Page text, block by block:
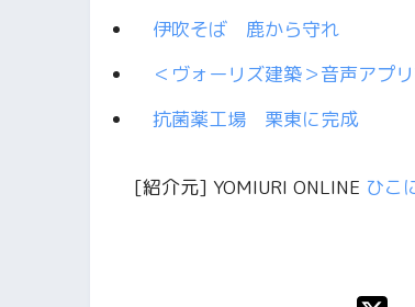
伊吹そば 鹿から守れ
＜ヴォーリズ建築＞音声アプ
抗菌薬工場 栗東に完成
[紹介元] YOMIURI ONLINE ひこ